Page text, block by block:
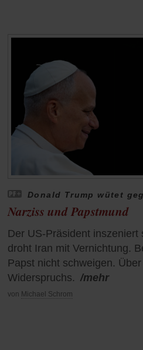
Donald Trump wütet
Narziss und Papstmund
Der US-Präsident
droht Iran mit Vernichtung.
Papst nicht schweigen.
Widerspruchs. /mehr
von Michael Schrom